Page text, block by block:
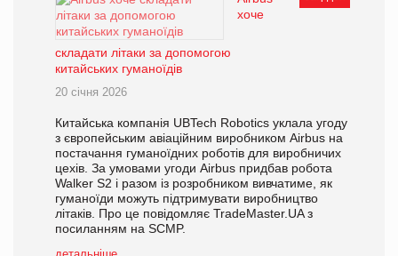
хоче
складати літаки за допомогою
китайських гуманоїдів
20 січня 2026
Китайська компанія UBTech Robotics уклала угоду
з європейським авіаційним виробником Airbus на
постачання гуманоїдних роботів для виробничих
цехів. За умовами угоди Airbus придбав робота
Walker S2 і разом із розробником вивчатиме, як
гуманоїди можуть підтримувати виробництво
літаків. Про це повідомляє TradeMaster.UA з
посиланням на SCMP.